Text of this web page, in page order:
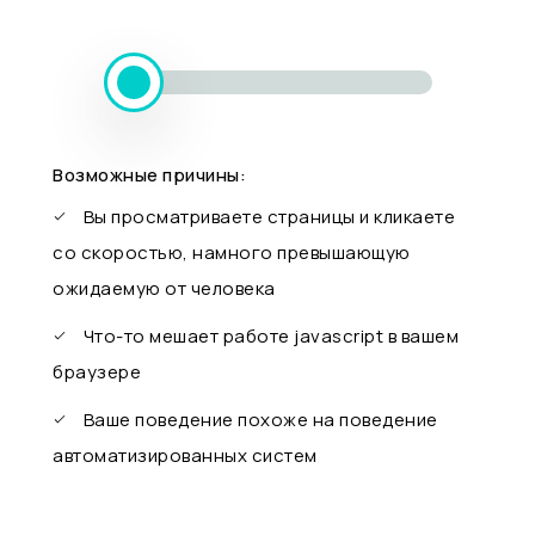
Возможные причины:
Вы просматриваете страницы и кликаете
со скоростью, намного превышающую
ожидаемую от человека
Что-то мешает работе javascript в вашем
браузере
Ваше поведение похоже на поведение
автоматизированных систем